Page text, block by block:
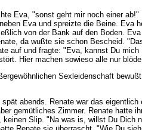
Eva, "sonst geht mir noch einer
Eva und spreizte die Beine. Eva
von der Bank auf den Boden.
da wußte sie schon Bescheid.
auf und fragte: "Eva, kannst Du
Hier machen sowieso alle nur
Sexleidenschaft
abends. Renate war das
gemütliches Zimmer. Renate hatte
Slip. "Na was is, willst Du